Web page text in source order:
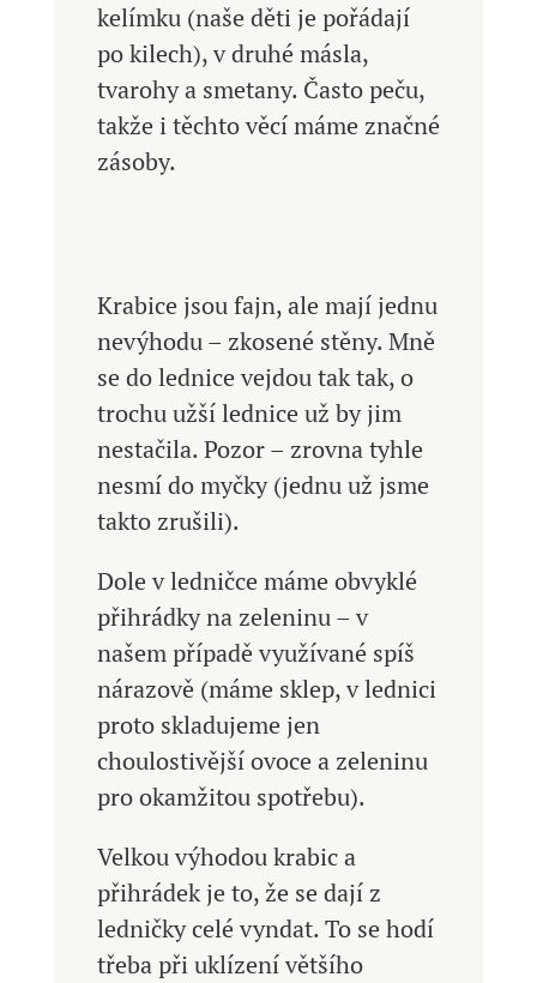
kelímku (naše děti je pořádají
po kilech), v druhé másla,
tvarohy a smetany. Často peču,
takže i těchto věcí máme značné
zásoby.
Krabice jsou fajn, ale mají jednu
nevýhodu – zkosené stěny. Mně
se do lednice vejdou tak tak, o
trochu užší lednice už by jim
nestačila. Pozor – zrovna tyhle
nesmí do myčky (jednu už jsme
takto zrušili).
Dole v ledničce máme obvyklé
přihrádky na zeleninu – v
našem případě využívané spíš
nárazově (máme sklep, v lednici
proto skladujeme jen
choulostivější ovoce a zeleninu
pro okamžitou spotřebu).
Velkou výhodou krabic a
přihrádek je to, že se dají z
ledničky celé vyndat. To se hodí
třeba při uklízení většího